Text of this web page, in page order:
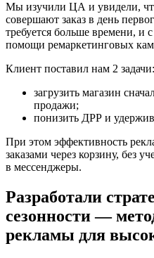
Мы изучили ЦА и увидели,
совершают заказ в день
требуется больше времени, и
помощи ремаркетинговых
Клиент поставил нам 2 задачи:
загрузить магазин
продажи;
понизить ДРР и
При этом эффективность
заказами через корзину, без
в мессенджеры.
Разработали
сезонности —
рекламы для